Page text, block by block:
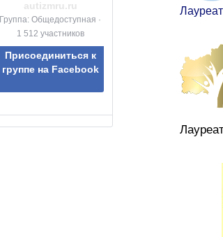
autizmru.ru
Группа: Общедоступная ·
1 512 участников
Присоединиться к
группе на Facebook